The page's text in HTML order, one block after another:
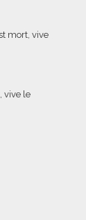
mort, vive
vive le